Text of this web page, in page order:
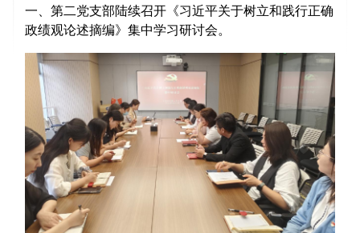
一、第二党支部陆续召开《习近平关于树立和践行正确
政绩观论述摘编》集中学习研讨会。